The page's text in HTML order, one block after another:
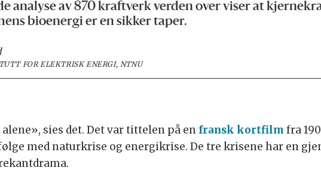
analyse av 870 kraftverk verden over viser at
bioenergi er en sikker taper.
FOR ELEKTRISK ENERGI, NTNU
sies det. Det var tittelen på en fransk kortfilm fra
med naturkrise og energikrise. De tre krisene har en